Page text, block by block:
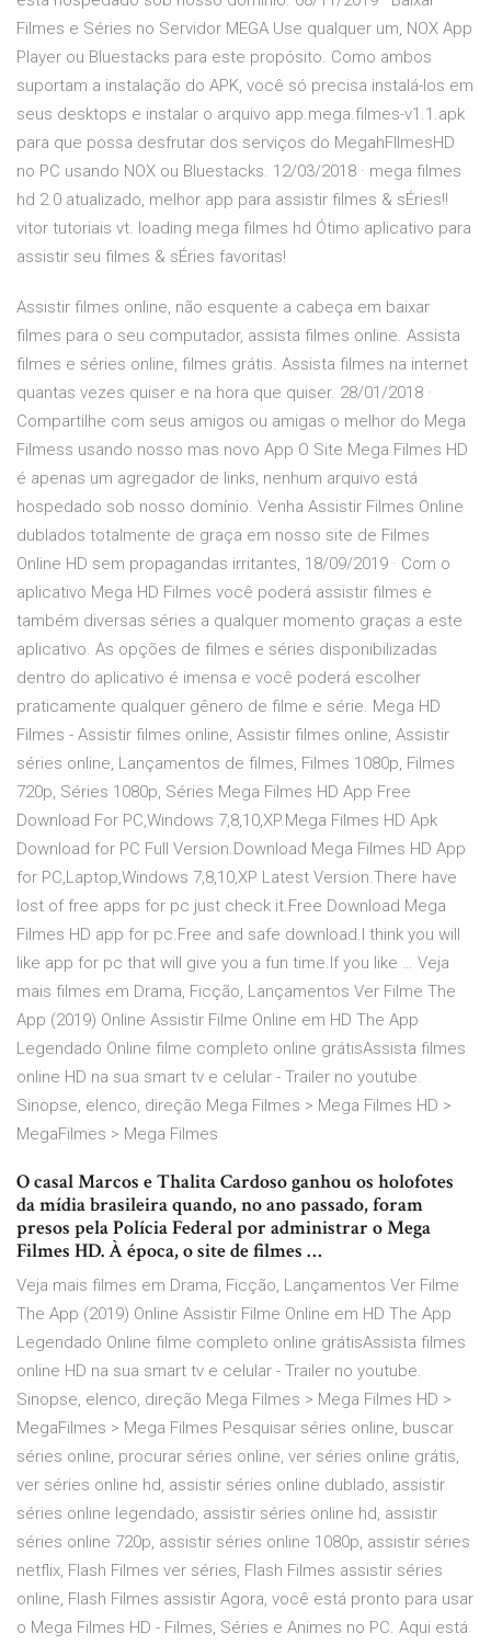
Filmes e Séries no Servidor MEGA Use qualquer um, NOX App
Player ou Bluestacks para este propósito. Como ambos
suportam a instalação do APK, você só precisa instalá-los em
seus desktops e instalar o arquivo app.mega.filmes-v1.1.apk
para que possa desfrutar dos serviços do MegahFIlmesHD
no PC usando NOX ou Bluestacks. 12/03/2018 · mega filmes
hd 2.0 atualizado, melhor app para assistir filmes & sÉries!!
vitor tutoriais vt. loading mega filmes hd Ótimo aplicativo para
assistir seu filmes & sÉries favoritas!
Assistir filmes online, não esquente a cabeça em baixar
filmes para o seu computador, assista filmes online. Assista
filmes e séries online, filmes grátis. Assista filmes na internet
quantas vezes quiser e na hora que quiser. 28/01/2018 ·
Compartilhe com seus amigos ou amigas o melhor do Mega
Filmess usando nosso mas novo App O Site Mega Filmes HD
é apenas um agregador de links, nenhum arquivo está
hospedado sob nosso domínio. Venha Assistir Filmes Online
dublados totalmente de graça em nosso site de Filmes
Online HD sem propagandas irritantes, 18/09/2019 · Com o
aplicativo Mega HD Filmes você poderá assistir filmes e
também diversas séries a qualquer momento graças a este
aplicativo. As opções de filmes e séries disponibilizadas
dentro do aplicativo é imensa e você poderá escolher
praticamente qualquer gênero de filme e série. Mega HD
Filmes - Assistir filmes online, Assistir filmes online, Assistir
séries online, Lançamentos de filmes, Filmes 1080p, Filmes
720p, Séries 1080p, Séries Mega Filmes HD App Free
Download For PC,Windows 7,8,10,XP.Mega Filmes HD Apk
Download for PC Full Version.Download Mega Filmes HD App
for PC,Laptop,Windows 7,8,10,XP Latest Version.There have
lost of free apps for pc just check it.Free Download Mega
Filmes HD app for pc.Free and safe download.I think you will
like app for pc that will give you a fun time.If you like … Veja
mais filmes em Drama, Ficção, Lançamentos Ver Filme The
App (2019) Online Assistir Filme Online em HD The App
Legendado Online filme completo online grátisAssista filmes
online HD na sua smart tv e celular - Trailer no youtube.
Sinopse, elenco, direção Mega Filmes > Mega Filmes HD >
MegaFilmes > Mega Filmes
O casal Marcos e Thalita Cardoso ganhou os holofotes
da mídia brasileira quando, no ano passado, foram
presos pela Polícia Federal por administrar o Mega
Filmes HD. À época, o site de filmes …
Veja mais filmes em Drama, Ficção, Lançamentos Ver Filme
The App (2019) Online Assistir Filme Online em HD The App
Legendado Online filme completo online grátisAssista filmes
online HD na sua smart tv e celular - Trailer no youtube.
Sinopse, elenco, direção Mega Filmes > Mega Filmes HD >
MegaFilmes > Mega Filmes Pesquisar séries online, buscar
séries online, procurar séries online, ver séries online grátis,
ver séries online hd, assistir séries online dublado, assistir
séries online legendado, assistir séries online hd, assistir
séries online 720p, assistir séries online 1080p, assistir séries
netflix, Flash Filmes ver séries, Flash Filmes assistir séries
online, Flash Filmes assistir Agora, você está pronto para usar
o Mega Filmes HD - Filmes, Séries e Animes no PC. Aqui está